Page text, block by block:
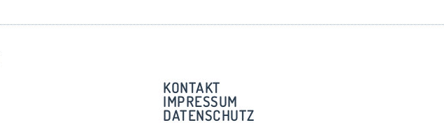
KONTAKT
IMPRESSUM
DATENSCHUTZ